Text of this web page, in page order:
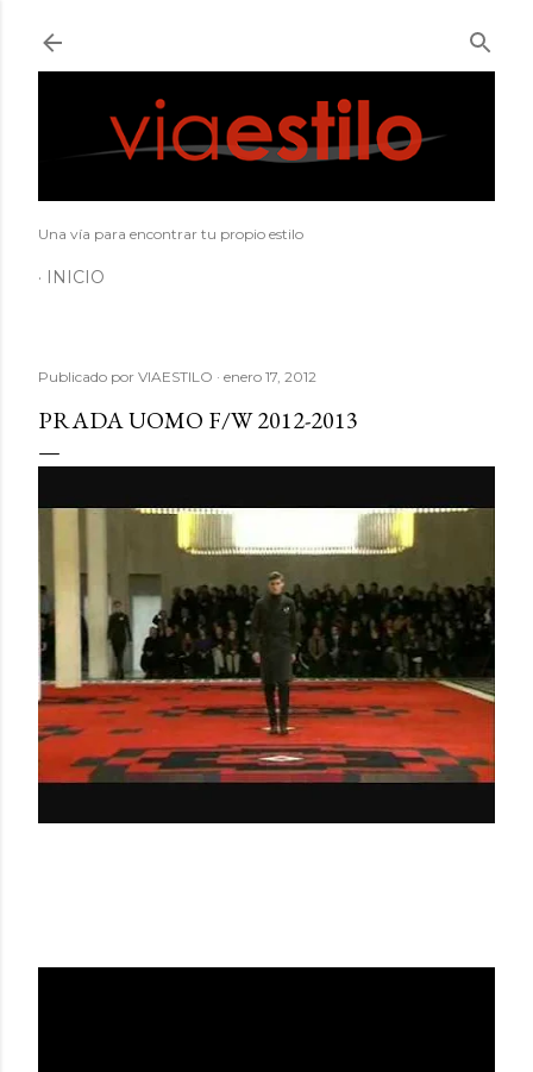
Una vía para encontrar tu propio estilo
INICIO
Publicado por VIAESTILO enero 17, 2012
PRADA UOMO F/W 2012-2013